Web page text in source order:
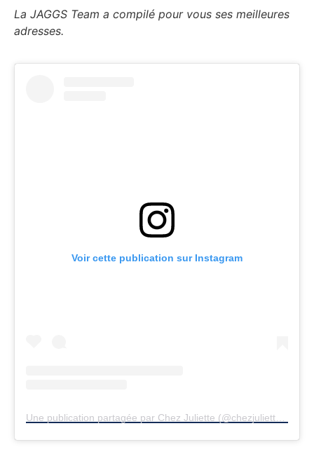
La JAGGS Team a compilé pour vous ses meilleures
adresses.
Voir cette publication sur Instagram
Une publication partagée par Chez Juliette (@chezjuliettebaratous)